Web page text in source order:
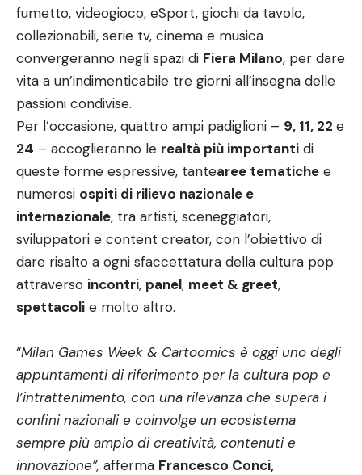
fumetto, videogioco, eSport, giochi da tavolo,
collezionabili, serie tv, cinema e musica
convergeranno negli spazi di Fiera Milano, per dare
vita a un’indimenticabile tre giorni all’insegna delle
passioni condivise.
Per l’occasione, quattro ampi padiglioni – 9, 11, 22 e
24 – accoglieranno le realtà più importanti di
queste forme espressive, tantearee tematiche e
numerosi ospiti di rilievo nazionale e
internazionale, tra artisti, sceneggiatori,
sviluppatori e content creator, con l’obiettivo di
dare risalto a ogni sfaccettatura della cultura pop
attraverso incontri, panel, meet & greet,
spettacoli e molto altro.
“Milan Games Week & Cartoomics è oggi uno degli
appuntamenti di riferimento per la cultura pop e
l’intrattenimento, con una rilevanza che supera i
confini nazionali e coinvolge un ecosistema
sempre più ampio di creatività, contenuti e
innovazione”, afferma Francesco Conci,